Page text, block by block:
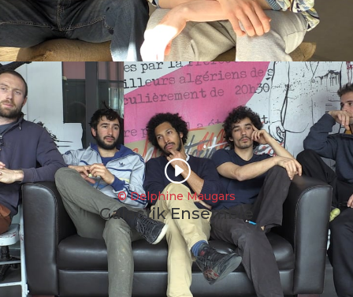
I
© Delphine Maugars
Galactik Ensemble